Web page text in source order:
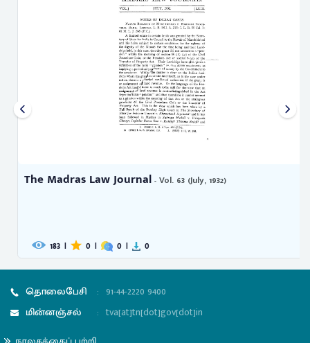
The Madras Law Journal- Vol. 63 (July, 1932)
183 | 0 | 0 | 0
தொலைபேசி : 91-44-2220 9400
மின்னஞ்சல்
: tva[at]tn[dot]gov[dot]in